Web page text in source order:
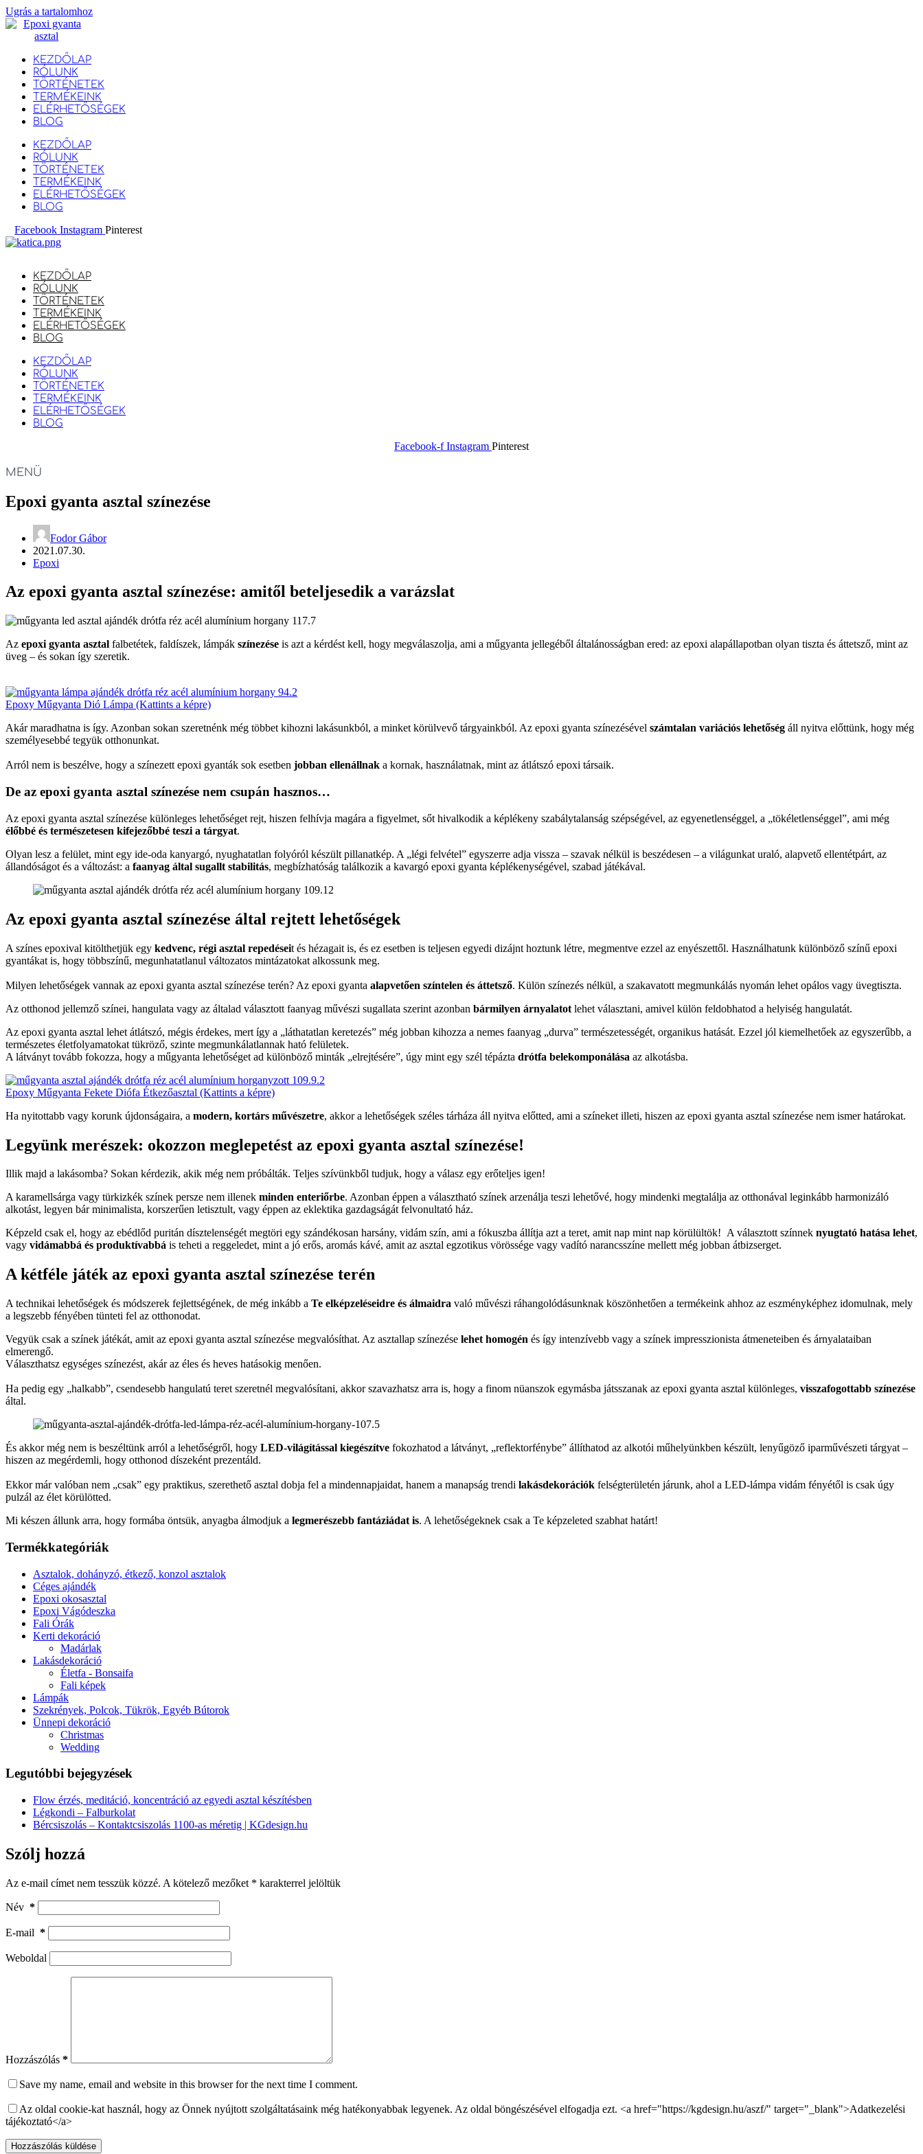
Ugrás a tartalomhoz
KEZDŐLAP
RÓLUNK
TÖRTÉNETEK
TERMÉKEINK
ELÉRHETŐSÉGEK
BLOG
KEZDŐLAP
RÓLUNK
TÖRTÉNETEK
TERMÉKEINK
ELÉRHETŐSÉGEK
BLOG
Facebook Instagram Pinterest
KEZDŐLAP
RÓLUNK
TÖRTÉNETEK
TERMÉKEINK
ELÉRHETŐSÉGEK
BLOG
KEZDŐLAP
RÓLUNK
TÖRTÉNETEK
TERMÉKEINK
ELÉRHETŐSÉGEK
BLOG
Facebook-f Instagram Pinterest
MENÜ
Epoxi gyanta asztal színezése
Fodor Gábor
2021.07.30.
Epoxi
Az epoxi gyanta asztal színezése: amitől beteljesedik a varázslat
Az epoxi gyanta asztal falbetétek, faldíszek, lámpák színezése is azt a kérdést kell, hogy megválaszolja, ami a műgyanta jellegéből általánosságban ered: az epoxi alapállapotban olyan tiszta és áttetsző, mint az
üveg – és sokan így szeretik.
Epoxy Műgyanta Dió Lámpa (Kattints a képre)
Akár maradhatna is így. Azonban sokan szeretnénk még többet kihozni lakásunkból, a minket körülvevő tárgyainkból. Az epoxi gyanta színezésével számtalan variációs lehetőség áll nyitva előttünk, hogy még
személyesebbé tegyük otthonunkat.
Arról nem is beszélve, hogy a színezett epoxi gyanták sok esetben jobban ellenállnak a kornak, használatnak, mint az átlátszó epoxi társaik.
De az epoxi gyanta asztal színezése nem csupán hasznos…
Az epoxi gyanta asztal színezése különleges lehetőséget rejt, hiszen felhívja magára a figyelmet, sőt hivalkodik a képlékeny szabálytalanság szépségével, az egyenetlenséggel, a „tökéletlenséggel”, ami még
élőbbé és természetesen kifejezőbbé teszi a tárgyat.
Olyan lesz a felület, mint egy ide-oda kanyargó, nyughatatlan folyóról készült pillanatkép. A „légi felvétel” egyszerre adja vissza – szavak nélkül is beszédesen – a világunkat uraló, alapvető ellentétpárt, az
állandóságot és a változást: a faanyag által sugallt stabilitás, megbízhatóság találkozik a kavargó epoxi gyanta képlékenységével, szabad játékával.
Az epoxi gyanta asztal színezése által rejtett lehetőségek
A színes epoxival kitölthetjük egy kedvenc, régi asztal repedéseit és hézagait is, és ez esetben is teljesen egyedi dizájnt hoztunk létre, megmentve ezzel az enyészettől. Használhatunk különböző színű epoxi
gyantákat is, hogy többszínű, megunhatatlanul változatos mintázatokat alkossunk meg.
Milyen lehetőségek vannak az epoxi gyanta asztal színezése terén? Az epoxi gyanta alapvetően színtelen és áttetsző. Külön színezés nélkül, a szakavatott megmunkálás nyomán lehet opálos vagy üvegtiszta.
Az otthonod jellemző színei, hangulata vagy az általad választott faanyag művészi sugallata szerint azonban bármilyen árnyalatot lehet választani, amivel külön feldobhatod a helyiség hangulatát.
Az epoxi gyanta asztal lehet átlátszó, mégis érdekes, mert így a „láthatatlan keretezés” még jobban kihozza a nemes faanyag „durva” természetességét, organikus hatását. Ezzel jól kiemelhetőek az egyszerűbb, a
természetes életfolyamatokat tükröző, szinte megmunkálatlannak ható felületek.
A látványt tovább fokozza, hogy a műgyanta lehetőséget ad különböző minták „elrejtésére”, úgy mint egy szél tépázta drótfa belekomponálása az alkotásba.
Epoxy Műgyanta Fekete Diófa Étkezőasztal (Kattints a képre)
Ha nyitottabb vagy korunk újdonságaira, a modern, kortárs művészetre, akkor a lehetőségek széles tárháza áll nyitva előtted, ami a színeket illeti, hiszen az epoxi gyanta asztal színezése nem ismer határokat.
Legyünk merészek: okozzon meglepetést az epoxi gyanta asztal színezése!
Illik majd a lakásomba? Sokan kérdezik, akik még nem próbálták. Teljes szívünkből tudjuk, hogy a válasz egy erőteljes igen!
A karamellsárga vagy türkizkék színek persze nem illenek minden enteriőrbe. Azonban éppen a választható színek arzenálja teszi lehetővé, hogy mindenki megtalálja az otthonával leginkább harmonizáló
alkotást, legyen bár minimalista, korszerűen letisztult, vagy éppen az eklektika gazdagságát felvonultató ház.
Képzeld csak el, hogy az ebédlőd puritán dísztelenségét megtöri egy szándékosan harsány, vidám szín, ami a fókuszba állítja azt a teret, amit nap mint nap körülültök! A választott színnek nyugtató hatása lehet,
vagy vidámabbá és produktívabbá is teheti a reggeledet, mint a jó erős, aromás kávé, amit az asztal egzotikus vörössége vagy vadító narancsszíne mellett még jobban átbizserget.
A kétféle játék az epoxi gyanta asztal színezése terén
A technikai lehetőségek és módszerek fejlettségének, de még inkább a Te elképzeléseidre és álmaidra való művészi ráhangolódásunknak köszönhetően a termékeink ahhoz az eszményképhez idomulnak, mely
a legszebb fényében tünteti fel az otthonodat.
Vegyük csak a színek játékát, amit az epoxi gyanta asztal színezése megvalósíthat. Az asztallap színezése lehet homogén és így intenzívebb vagy a színek impresszionista átmeneteiben és árnyalataiban
elmerengő.
Választhatsz egységes színezést, akár az éles és heves hatásokig menően.
Ha pedig egy „halkabb”, csendesebb hangulatú teret szeretnél megvalósítani, akkor szavazhatsz arra is, hogy a finom nüanszok egymásba játsszanak az epoxi gyanta asztal különleges, visszafogottabb színezése
által.
És akkor még nem is beszéltünk arról a lehetőségről, hogy LED-világítással kiegészítve fokozhatod a látványt, „reflektorfénybe” állíthatod az alkotói műhelyünkben készült, lenyűgöző iparművészeti tárgyat –
hiszen az megérdemli, hogy otthonod díszeként prezentáld.
Ekkor már valóban nem „csak” egy praktikus, szerethető asztal dobja fel a mindennapjaidat, hanem a manapság trendi lakásdekorációk felségterületén járunk, ahol a LED-lámpa vidám fényétől is csak úgy
pulzál az élet körülötted.
Mi készen állunk arra, hogy formába öntsük, anyagba álmodjuk a legmerészebb fantáziádat is. A lehetőségeknek csak a Te képzeleted szabhat határt!
Termékkategóriák
Asztalok, dohányzó, étkező, konzol asztalok
Céges ajándék
Epoxi okosasztal
Epoxi Vágódeszka
Fali Órák
Kerti dekoráció
Madárlak
Lakásdekoráció
Életfa - Bonsaifa
Fali képek
Lámpák
Szekrények, Polcok, Tükrök, Egyéb Bútorok
Ünnepi dekoráció
Christmas
Wedding
Legutóbbi bejegyzések
Flow érzés, meditáció, koncentráció az egyedi asztal készítésben
Légkondi – Falburkolat
Bércsiszolás – Kontaktcsiszolás 1100-as méretig | KGdesign.hu
Szólj hozzá
Az e-mail címet nem tesszük közzé. A kötelező mezőket * karakterrel jelöltük
Név *
E-mail *
Weboldal
Hozzászólás *
Save my name, email and website in this browser for the next time I comment.
Az oldal cookie-kat használ, hogy az Önnek nyújtott szolgáltatásaink még hatékonyabbak legyenek. Az oldal böngészésével elfogadja ezt. <a href="https://kgdesign.hu/aszf/" target="_blank">Adatkezelési
tájékoztató</a>
Hozzászólás küldése